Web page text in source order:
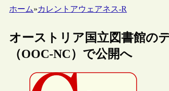
ホーム»カレントアウェアネス-R
オーストリア国立図書館の
（OOC-NC）で公開へ